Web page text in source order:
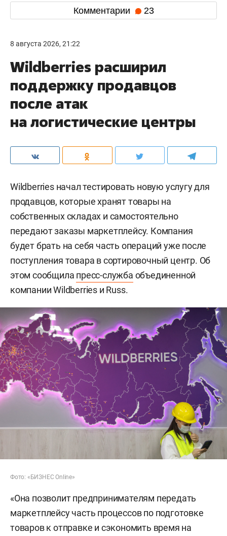
Комментарии 23
8 августа 2026, 21:22
Wildberries расширил
поддержку продавцов
после атак
на логистические центры
Wildberries начал тестировать новую услугу для
продавцов, которые хранят товары на
собственных складах и самостоятельно
передают заказы маркетплейсу. Компания
будет брать на себя часть операций уже после
поступления товара в сортировочный центр. Об
этом сообщила пресс-служба объединенной
компании Wildberries и Russ.
Фото: «БИЗНЕС Online»
«Она позволит предпринимателям передать
маркетплейсу часть процессов по подготовке
товаров к отправке и сэкономить время на